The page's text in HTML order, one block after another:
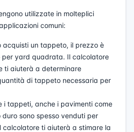
utilizzate in molteplici
comuni:
acquisti un tappeto, il prezzo è
per yard quadrata. Il calcolatore
ti aiuterà a determinare
di tappeto necessaria per
i tappeti, anche i pavimenti come
duro sono spesso venduti per
ti aiuterà a stimare la